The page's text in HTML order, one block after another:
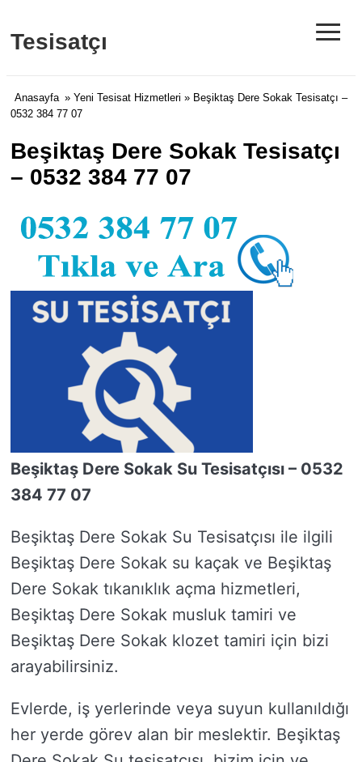
Tesisatçı ≡
Anasayfa » Yeni Tesisat Hizmetleri » Beşiktaş Dere Sokak Tesisatçı –
0532 384 77 07
Beşiktaş Dere Sokak Tesisatçı
– 0532 384 77 07
Beşiktaş Dere Sokak Su Tesisatçısı – 0532
384 77 07
Beşiktaş Dere Sokak Su Tesisatçısı ile ilgili
Beşiktaş Dere Sokak su kaçak ve Beşiktaş
Dere Sokak tıkanıklık açma hizmetleri,
Beşiktaş Dere Sokak musluk tamiri ve
Beşiktaş Dere Sokak klozet tamiri için bizi
arayabilirsiniz.
Evlerde, iş yerlerinde veya suyun kullanıldığı
her yerde görev alan bir meslektir. Beşiktaş